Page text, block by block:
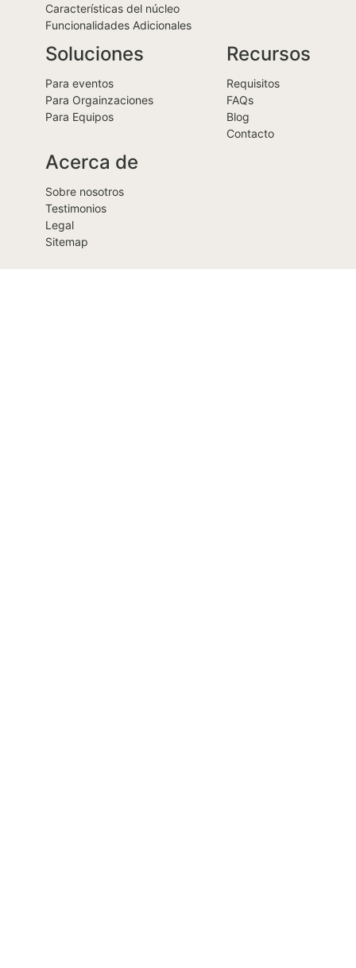
Características del núcleo
Funcionalidades Adicionales
Soluciones
Para eventos
Para Orgainzaciones
Para Equipos
Recursos
Requisitos
FAQs
Blog
Contacto
Acerca de
Sobre nosotros
Testimonios
Legal
Sitemap